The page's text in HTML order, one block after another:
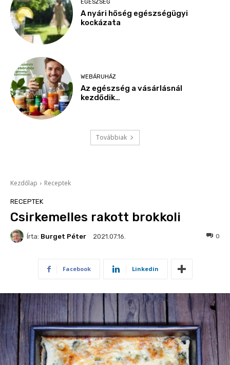
EGÉSZSÉG
A nyári hőség egészségügyi
kockázata
WEBÁRUHÁZ
Az egészség a vásárlásnál
kezdődik…
Továbbiak